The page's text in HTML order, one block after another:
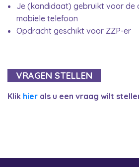
Je (kandidaat) gebruikt voor de
mobiele telefoon
Opdracht geschikt voor ZZP-er
VRAGEN STELLEN
Klik hier als u een vraag wilt